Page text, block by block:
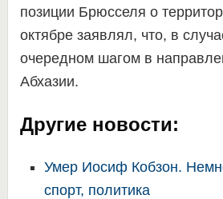
позиции Брюсселя о
октябре заявлял, что, в
очередном шагом в
Абхазии.
Другие новости:
Умер Иосиф Кобзон.
спорт, политика